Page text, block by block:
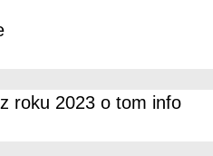
roku 2023 o tom info